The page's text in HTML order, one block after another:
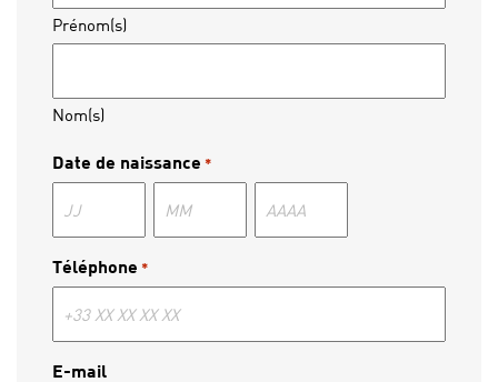
Prénom(s)
Nom(s)
Date de naissance *
Jour Mois Année
Téléphone *
E-mail